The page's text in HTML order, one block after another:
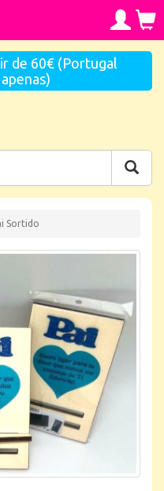
de 60€ (Portugal
Sortido